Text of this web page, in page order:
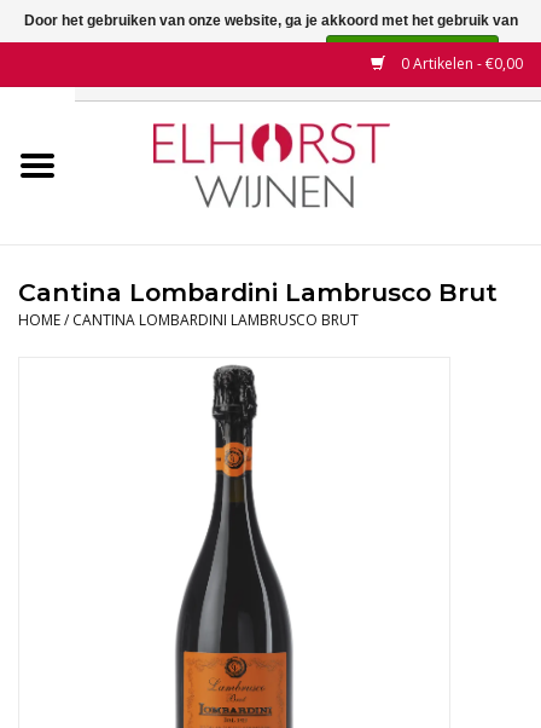
0 Artikelen - €0,00
Wijnen
Wijnhuizen
Cantina Lombardini Lambrusco Brut
HOME/ CANTINA LOMBARDINI LAMBRUSCO BRUT
Door het gebruiken van onze website, ga je akkoord met het gebruik van